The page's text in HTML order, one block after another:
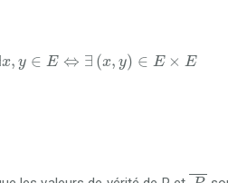
x, y ∈ E ⇔ ∃ (x, y) ∈ E × E
∃x ,y∈ E ×E
P